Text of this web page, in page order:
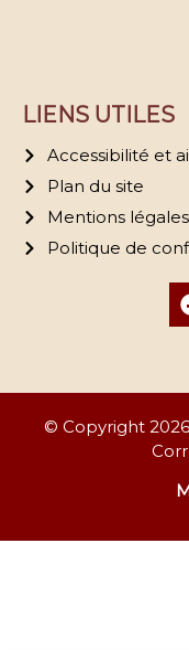
LIENS UTILES
Accessibilité et
Plan du site
Mentions légales
Politique de
© Copyright